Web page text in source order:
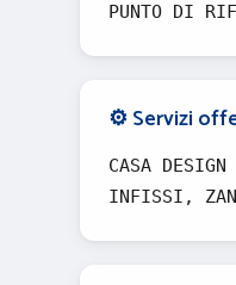
PUNTO DI
⚙️ Servizi
CASA
INFISSI,